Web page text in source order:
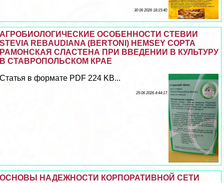
30 06 2026 18:15:40
АГРОБИОЛОГИЧЕСКИЕ ОСОБЕННОСТИ СТЕВИИ
STEVIA REBAUDIANA (BERTONI) HEMSЕY СОРТА
РАМОНСКАЯ СЛАСТЕНА ПРИ ВВЕДЕНИИ В КУЛЬТУРУ
В СТАВРОПОЛЬСКОМ КРАЕ
Статья в формате PDF 224 KB...
29 06 2026 4:44:17
ОСНОВЫ НАДЕЖНОСТИ КОРПОРАТИВНОЙ СЕТИ